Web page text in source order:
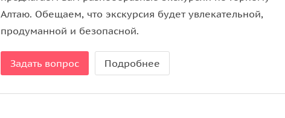
Алтаю. Обещаем, что экскурсия будет увлекательной,
продуманной и безопасной.
Задать вопрос Подробнее